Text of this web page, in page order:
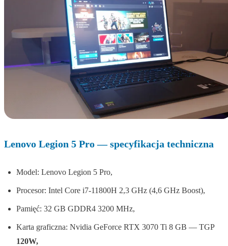
Lenovo Legion 5 Pro — specyfikacja techniczna
Model: Lenovo Legion 5 Pro,
Procesor: Intel Core i7-11800H 2,3 GHz (4,6 GHz Boost),
Pamięć: 32 GB GDDR4 3200 MHz,
Karta graficzna: Nvidia GeForce RTX 3070 Ti 8 GB — TGP
120W,